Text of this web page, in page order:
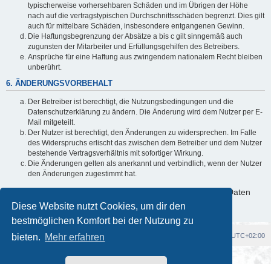
Diese Website nutzt Cookies, um dir den
bestmöglichen Komfort bei der Nutzung zu
bieten. Mehr erfahren
typischerweise vorhersehbaren Schäden und im Übrigen der Höhe
nach auf die vertragstypischen Durchschnittsschäden begrenzt. Dies gilt
auch für mittelbare Schäden, insbesondere entgangenen Gewinn.
Die Haftungsbegrenzung der Absätze a bis c gilt sinngemäß auch
zugunsten der Mitarbeiter und Erfüllungsgehilfen des Betreibers.
Ansprüche für eine Haftung aus zwingendem nationalem Recht bleiben
unberührt.
6. ÄNDERUNGSVORBEHALT
Der Betreiber ist berechtigt, die Nutzungsbedingungen und die
Datenschutzerklärung zu ändern. Die Änderung wird dem Nutzer per E-
Mail mitgeteilt.
Der Nutzer ist berechtigt, den Änderungen zu widersprechen. Im Falle
des Widerspruchs erlischt das zwischen dem Betreiber und dem Nutzer
bestehende Vertragsverhältnis mit sofortiger Wirkung.
Die Änderungen gelten als anerkannt und verbindlich, wenn der Nutzer
den Änderungen zugestimmt hat.
Informationen über den Umgang mit deinen persönlichen Daten
sind in der Datenschutzerklärung enthalten.
Foren-Übersicht UTC+02:00
Powered byphpBB® Forum Software © phpBB Limited